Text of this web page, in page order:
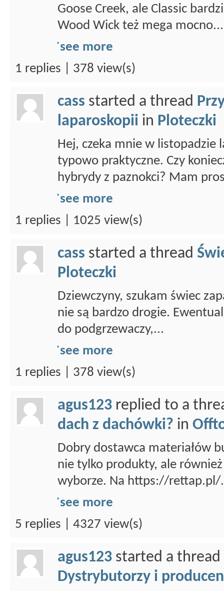
Goose Creek, ale Classic
Wood Wick też mega mocno...
see more
1 replies | 378 view(s)
cass started a thread
laparoskopii in Ploteczki
Hej, czeka mnie w listopadzie
typowo praktyczne. Czy
hybrydy z paznokci? Mam
see more
1 replies | 1025 view(s)
cass started a thread
Ploteczki
Dziewczyny, szukam świec
nie są bardzo drogie.
do podgrzewaczy,...
see more
1 replies | 378 view(s)
agus123 replied to a
dach z dachówki? in
Dobry dostawca materiałów
nie tylko produkty, ale
wyborze. Na https://rettap.pl/
see more
5 replies | 4327 view(s)
agus123 started a thread
Dystrybutorzy i